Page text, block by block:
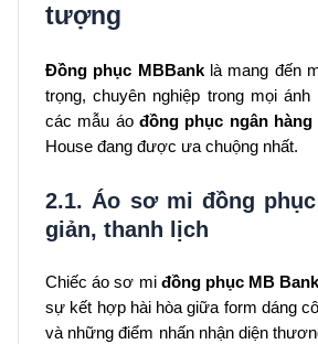
tượng
Đồng phục MBBanklà mang đến
trọng, chuyên nghiệp trong mọi
các mẫu áo đồng phục ngân hàng
House đang được ưa chuộng nhất.
2.1. Áo sơ mi đồng
giản, thanh lịch
Chiếc áo sơ mi đồng phục MB
sự kết hợp hài hòa giữa form dáng
và những điểm nhấn nhận diện